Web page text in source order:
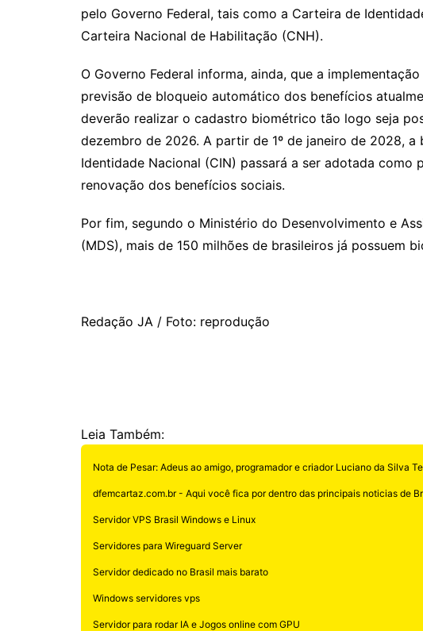
pelo Governo Federal, tais como a Carteira de
Carteira Nacional de Habilitação (CNH).
O Governo Federal informa, ainda, que a
previsão de bloqueio automático dos benefícios
deverão realizar o cadastro biométrico tão logo seja
dezembro de 2026. A partir de 1º de janeiro de 2028,
Identidade Nacional (CIN) passará a ser adotada como
renovação dos benefícios sociais.
Por fim, segundo o Ministério do Desenvolvimento e
(MDS), mais de 150 milhões de brasileiros já possuem
Redação JA / Foto: reprodução
Leia Também:
Nota de Pesar: Adeus ao amigo, programador e criador Luciano da Silva
dfemcartaz.com.br - Aqui você fica por dentro das principais noticias de
Servidor VPS Brasil Windows e Linux
Servidores para Wireguard Server
Servidor dedicado no Brasil mais barato
Windows servidores vps
Servidor para rodar IA e Jogos online com GPU